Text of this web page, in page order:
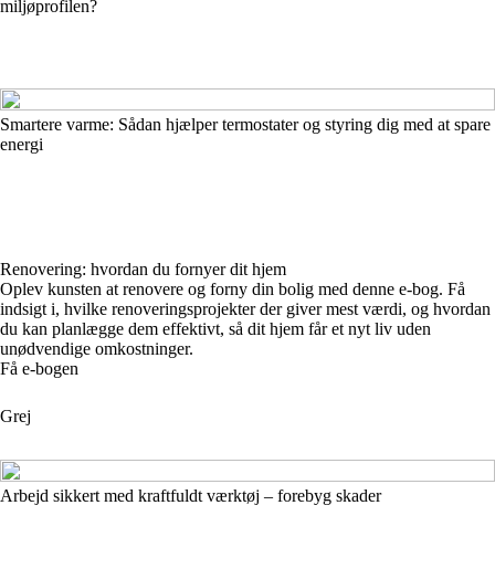
miljøprofilen?
Smartere varme: Sådan hjælper termostater og styring dig med at spare
energi
Renovering: hvordan du fornyer dit hjem
Oplev kunsten at renovere og forny din bolig med denne e-bog. Få
indsigt i, hvilke renoveringsprojekter der giver mest værdi, og hvordan
du kan planlægge dem effektivt, så dit hjem får et nyt liv uden
unødvendige omkostninger.
Få e-bogen
Grej
Arbejd sikkert med kraftfuldt værktøj – forebyg skader